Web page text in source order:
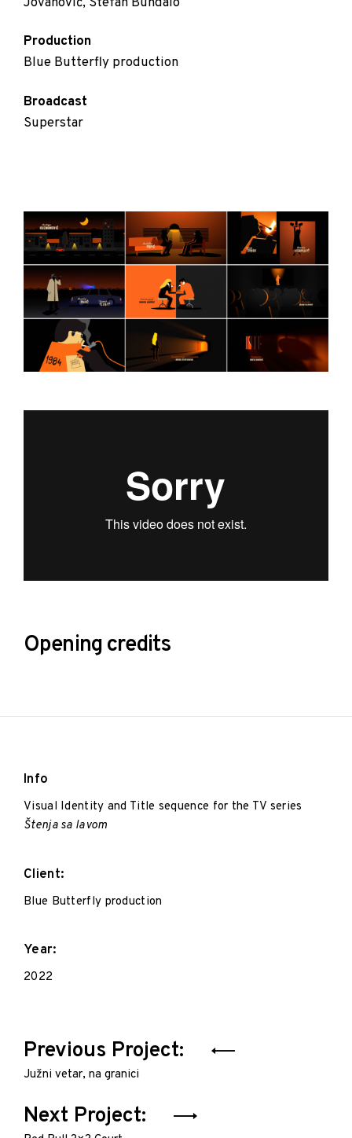
Production
Blue Butterfly production
Broadcast
Superstar
Opening credits
o
d
n
Branding
Illustration
Motion
Info
Visual Identity and Title sequence for the TV series
Štenja sa lavom
Client:
Blue Butterfly production
Year:
2022
Post
navigation
Previous Project:
Južni vetar, na granici
Next Project: